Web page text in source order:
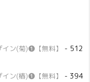
ン(菊)❶【無料】
- 512
ン(椿)❶【無料】
- 394